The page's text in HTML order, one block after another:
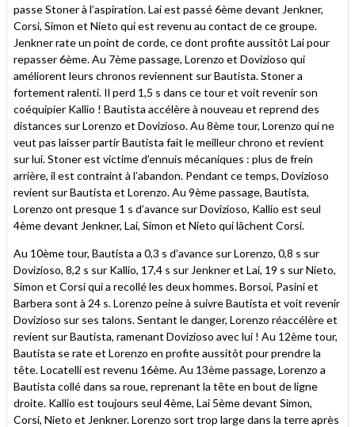
passe Stoner à l’aspiration. Lai est passé 6ème devant Jenkner,
Corsi, Simon et Nieto qui est revenu au contact de ce groupe.
Jenkner rate un point de corde, ce dont profite aussitôt Lai pour
repasser 6ème. Au 7ème passage, Lorenzo et Dovizioso qui
améliorent leurs chronos reviennent sur Bautista. Stoner a
fortement ralenti. Il perd 1,5 s dans ce tour et voit revenir son
coéquipier Kallio ! Bautista accélère à nouveau et reprend des
distances sur Lorenzo et Dovizioso. Au 8ème tour, Lorenzo qui ne
veut pas laisser partir Bautista fait le meilleur chrono et revient
sur lui. Stoner est victime d’ennuis mécaniques : plus de frein
arrière, il est contraint à l’abandon. Pendant ce temps, Dovizioso
revient sur Bautista et Lorenzo. Au 9ème passage, Bautista,
Lorenzo ont presque 1 s d’avance sur Dovizioso, Kallio est seul
4ème devant Jenkner, Lai, Simon et Nieto qui lâchent Corsi.
Au 10ème tour, Bautista a 0,3 s d’avance sur Lorenzo, 0,8 s sur
Dovizioso, 8,2 s sur Kallio, 17,4 s sur Jenkner et Lai, 19 s sur Nieto,
Simon et Corsi qui a recollé les deux hommes. Borsoi, Pasini et
Barbera sont à 24 s. Lorenzo peine à suivre Bautista et voit revenir
Dovizioso sur ses talons. Sentant le danger, Lorenzo réaccélère et
revient sur Bautista, ramenant Dovizioso avec lui ! Au 12ème tour,
Bautista se rate et Lorenzo en profite aussitôt pour prendre la
tête. Locatelli est revenu 16ème. Au 13ème passage, Lorenzo a
Bautista collé dans sa roue, reprenant la tête en bout de ligne
droite. Kallio est toujours seul 4ème, Lai 5ème devant Simon,
Corsi, Nieto et Jenkner. Lorenzo sort trop large dans la terre après